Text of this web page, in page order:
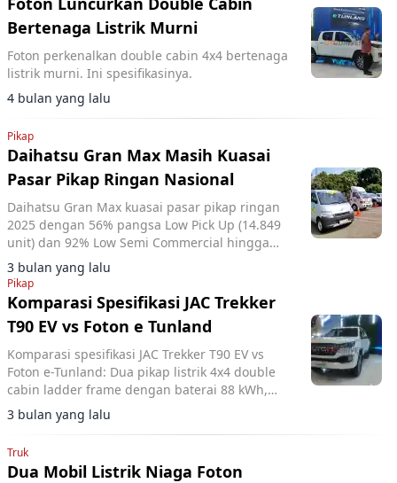
Bertenaga Listrik Murni
Foton perkenalkan double cabin 4x4 bertenaga
listrik murni. Ini spesifikasinya.
4 bulan yang lalu
Pikap
Daihatsu Gran Max Masih Kuasai
Pasar Pikap Ringan Nasional
Daihatsu Gran Max kuasai pasar pikap ringan
2025 dengan 56% pangsa Low Pick Up (14.849
unit) dan 92% Low Semi Commercial hingga
Mei.
3 bulan yang lalu
Pikap
Komparasi Spesifikasi JAC Trekker
T90 EV vs Foton e Tunland
Komparasi spesifikasi JAC Trekker T90 EV vs
Foton e-Tunland: Dua pikap listrik 4x4 double
cabin ladder frame dengan baterai 88 kWh,
tenaga hingga 335 hp, dan jarak tempuh 340-
350 km.
3 bulan yang lalu
Truk
Dua Mobil Listrik Niaga Foton